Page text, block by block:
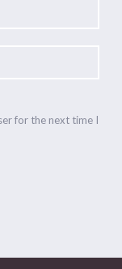
for the next time I